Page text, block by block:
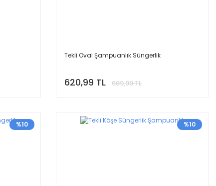
Tekli Oval Şampuanlık Süngerlik
620,99 TL 689,99 TL
%10 %10